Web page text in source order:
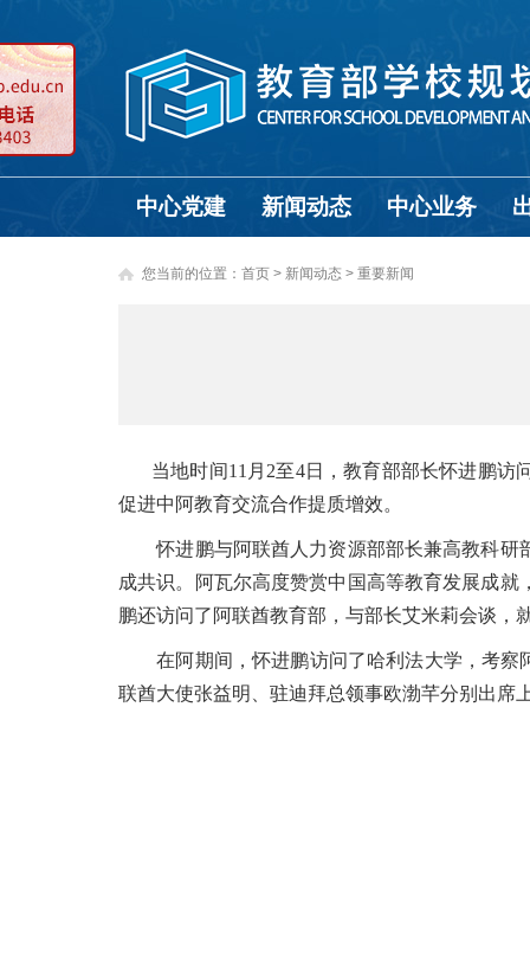
中心党建 新闻动态 中心业务
您当前的位置： 首页 > 新闻动态 > 重要新闻
当地时间11月2至4日，教育部部长怀进鹏访
促进中阿教育交流合作提质增效。
怀进鹏与阿联酋人力资源部部长兼高教科研
成共识。阿瓦尔高度赞赏中国高等教育发展成
鹏还访问了阿联酋教育部，与部长艾米莉会谈，
在阿期间，怀进鹏访问了哈利法大学，考察
联酋大使张益明、驻迪拜总领事欧渤芊分别出席